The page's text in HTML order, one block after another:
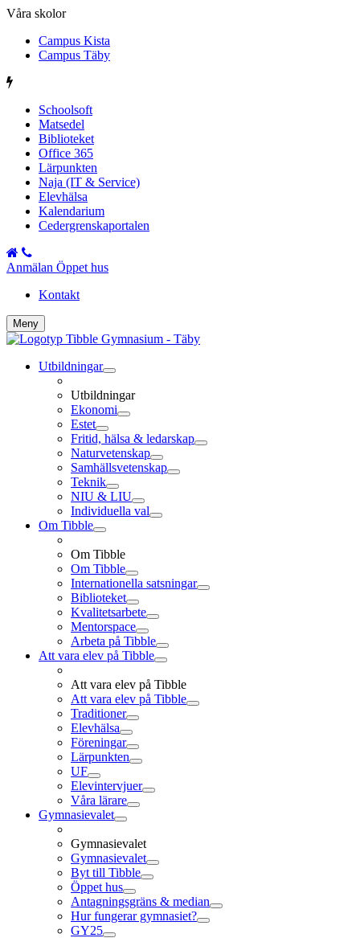
Våra skolor
Campus Kista
Campus Täby
Schoolsoft
Matsedel
Biblioteket
Office 365
Lärpunkten
Naja (IT & Service)
Elevhälsa
Kalendarium
Cedergrenskaportalen
Anmälan Öppet hus
Kontakt
Meny
Utbildningar
Utbildningar
Ekonomi
Estet
Fritid, hälsa & ledarskap
Naturvetenskap
Samhällsvetenskap
Teknik
NIU & LIU
Individuella val
Om Tibble
Om Tibble
Om Tibble
Internationella satsningar
Biblioteket
Kvalitetsarbete
Mentorspace
Arbeta på Tibble
Att vara elev på Tibble
Att vara elev på Tibble
Att vara elev på Tibble
Traditioner
Elevhälsa
Föreningar
Lärpunkten
UF
Elevintervjuer
Våra lärare
Gymnasievalet
Gymnasievalet
Gymnasievalet
Byt till Tibble
Öppet hus
Antagningsgräns & median
Hur fungerar gymnasiet?
GY25